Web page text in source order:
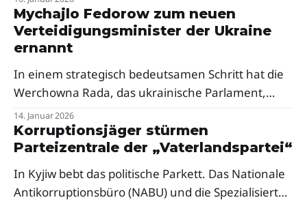
Parlamentsabgeordnete und Parteivorsitzende
Julia Timoschenko getroffen.
Mychajlo Fedorow zum neuen
Verteidigungsminister der Ukraine
ernannt
In einem strategisch bedeutsamen Schritt hat die
Werchowna Rada, das ukrainische Parlament,
heute Mychajlo Fedorow offiziell zum neuen
Verteidigungsminister der Ukraine ernannt.
14. Januar 2026
Korruptionsjäger stürmen
Parteizentrale der „Vaterlandspartei“
In Kyjiw bebt das politische Parkett. Das Nationale
Antikorruptionsbüro (NABU) und die Spezialisierte